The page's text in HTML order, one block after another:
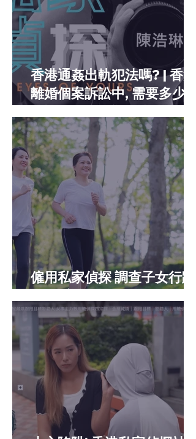
香港通姦出軌犯法嗎? | 香港
離婚個案訴訟中, 需要多少証
僱用私家偵探 調查子女行蹤